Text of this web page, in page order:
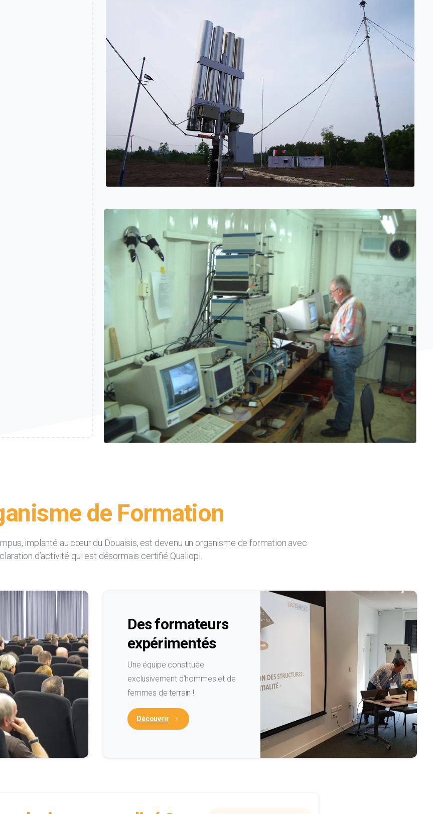
de Formation
implanté au cœur du Douaisis, est devenu un organisme de formation avec
d’activité qui est désormais certifié Qualiopi.
Des formateurs
expérimentés
Une équipe constituée
exclusivement d’hommes et de
femmes de terrain !
Découvrir